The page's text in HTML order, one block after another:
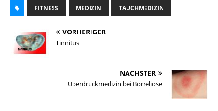
FITNESS MEDIZIN TAUCHMEDIZIN
VORHERIGER
Tinnitus
NÄCHSTER
Überdruckmedizin bei Borreliose